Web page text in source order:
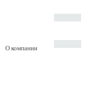
О компании